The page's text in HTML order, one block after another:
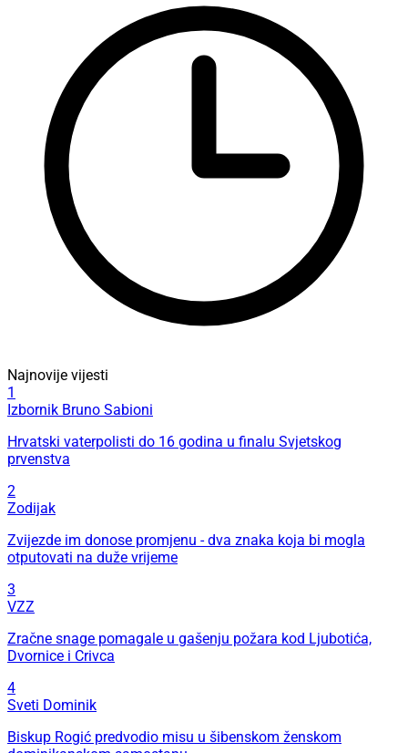
Najnovije vijesti
1
Izbornik Bruno Sabioni
Hrvatski vaterpolisti do 16 godina u finalu Svjetskog
prvenstva
2
Zodijak
Zvijezde im donose promjenu - dva znaka koja bi mogla
otputovati na duže vrijeme
3
VZZ
Zračne snage pomagale u gašenju požara kod Ljubotića,
Dvornice i Crivca
4
Sveti Dominik
Biskup Rogić predvodio misu u šibenskom ženskom